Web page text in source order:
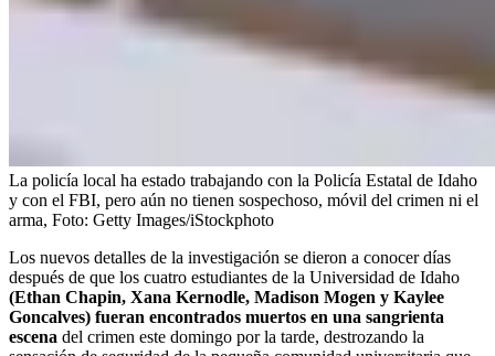
La policía local ha estado trabajando con la Policía Estatal de Idaho
y con el FBI, pero aún no tienen sospechoso, móvil del crimen ni el
arma, Foto: Getty Images/iStockphoto
Los nuevos detalles de la investigación se dieron a conocer días
después de que los cuatro estudiantes de la Universidad de Idaho
(Ethan Chapin, Xana Kernodle, Madison Mogen y Kaylee
Goncalves) fueran encontrados muertos en una sangrienta
escena del crimen este domingo por la tarde, destrozando la